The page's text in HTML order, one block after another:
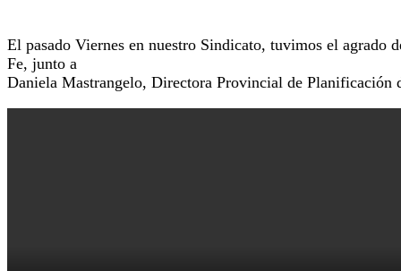
El pasado Viernes en nuestro Sindicato, tuvimos el
Fe, junto a
Daniela Mastrangelo, Directora Provincial de Planificación